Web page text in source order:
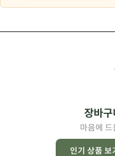
장바
마음에
인기 상품 보